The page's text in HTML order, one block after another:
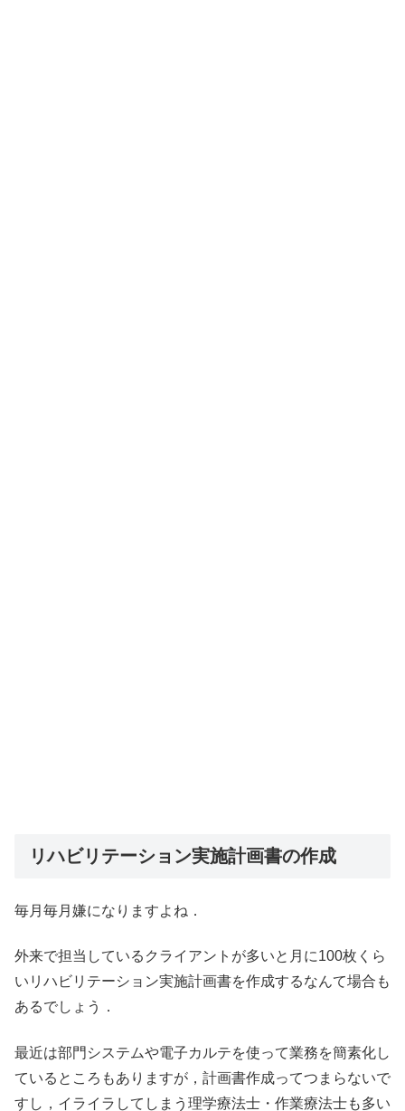
リハビリテーション実施計画書の作成
毎月毎月嫌になりますよね．
外来で担当しているクライアントが多いと月に100枚くら
いリハビリテーション実施計画書を作成するなんて場合も
あるでしょう．
最近は部門システムや電子カルテを使って業務を簡素化し
ているところもありますが，計画書作成ってつまらないで
すし，イライラしてしまう理学療法士・作業療法士も多い